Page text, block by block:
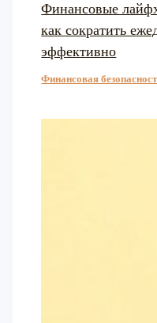
Финансовые
как сократить
эффективно
Финансовая